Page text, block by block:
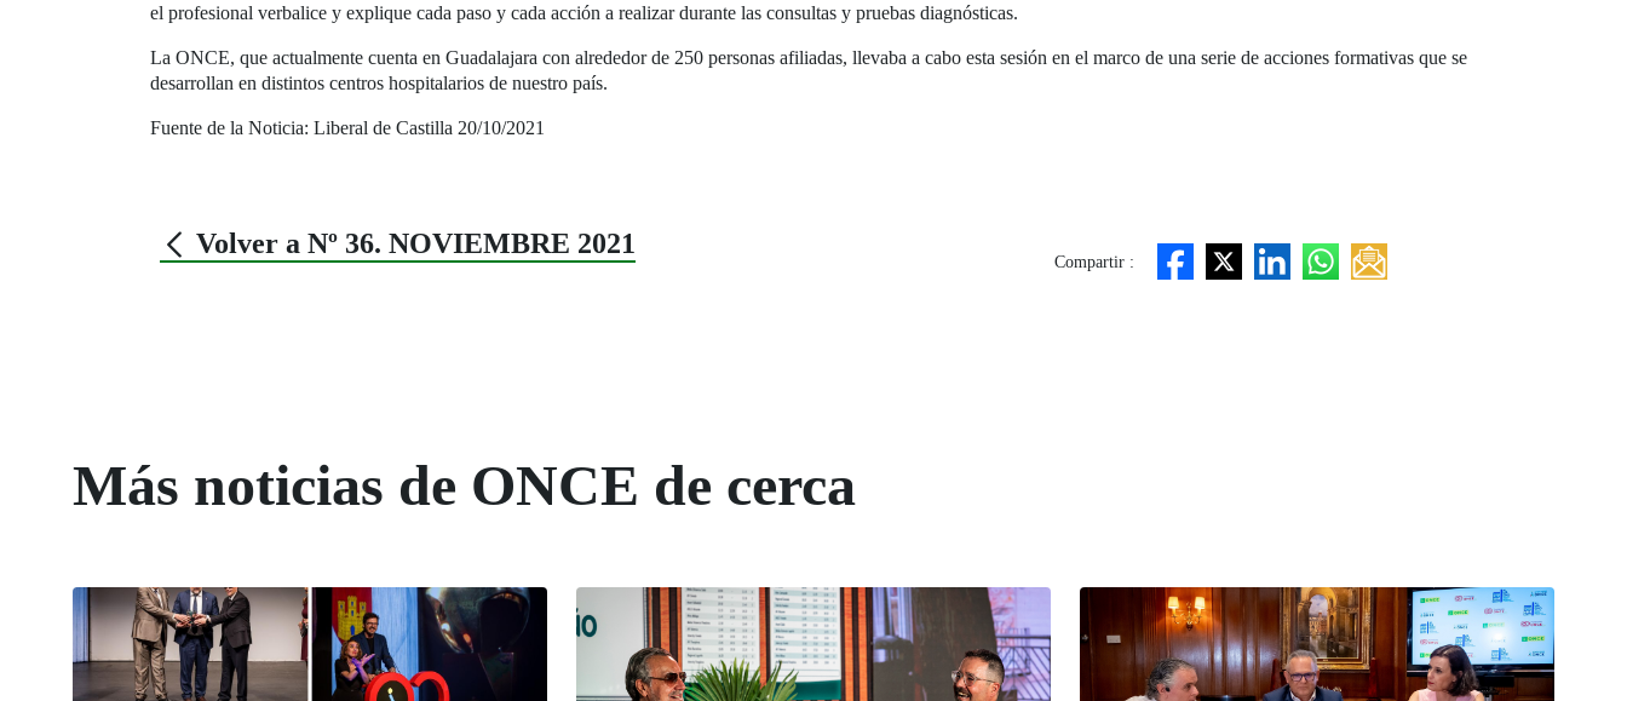
el profesional verbalice y explique cada paso y cada acción a realizar durante las consultas y pruebas diagnósticas.
La ONCE, que actualmente cuenta en Guadalajara con alrededor de 250 personas afiliadas, llevaba a cabo esta sesión en el marco de una serie de acciones formativas que se
desarrollan en distintos centros hospitalarios de nuestro país.
Fuente de la Noticia: Liberal de Castilla 20/10/2021
Volver a Nº 36. NOVIEMBRE 2021
Compartir :
Más noticias de ONCE de cerca